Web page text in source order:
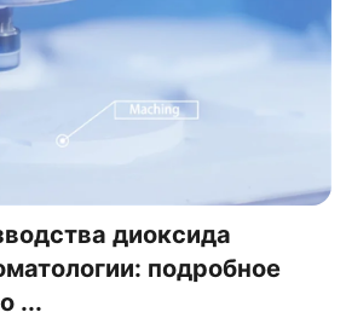
диоксида
подробное
...